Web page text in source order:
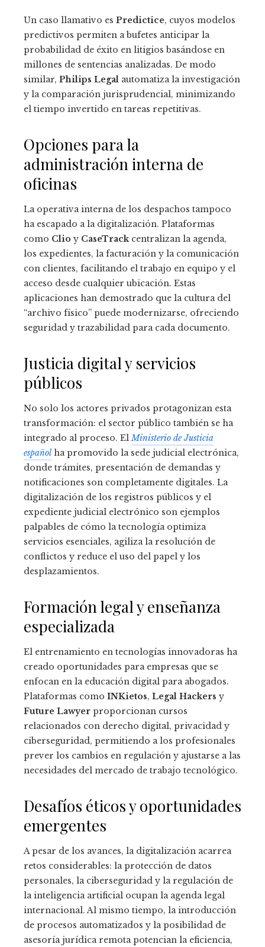
Un caso llamativo es Predictice, cuyos modelos
predictivos permiten a bufetes anticipar la
probabilidad de éxito en litigios basándose en
millones de sentencias analizadas. De modo
similar, Philips Legal automatiza la investigación
y la comparación jurisprudencial, minimizando
el tiempo invertido en tareas repetitivas.
Opciones para la
administración interna de
oficinas
La operativa interna de los despachos tampoco
ha escapado a la digitalización. Plataformas
como Clio y CaseTrackcentralizan la agenda,
los expedientes, la facturación y la comunicación
con clientes, facilitando el trabajo en equipo y el
acceso desde cualquier ubicación. Estas
aplicaciones han demostrado que la cultura del
“archivo físico” puede modernizarse, ofreciendo
seguridad y trazabilidad para cada documento.
Justicia digital y servicios
públicos
No solo los actores privados protagonizan esta
transformación: el sector público también se ha
integrado al proceso. ElMinisterio de Justicia
españolha promovido la sede judicial electrónica,
donde trámites, presentación de demandas y
notificaciones son completamente digitales. La
digitalización de los registros públicos y el
expediente judicial electrónico son ejemplos
palpables de cómo la tecnología optimiza
servicios esenciales, agiliza la resolución de
conflictos y reduce el uso del papel y los
desplazamientos.
Formación legal y enseñanza
especializada
El entrenamiento en tecnologías innovadoras ha
creado oportunidades para empresas que se
enfocan en la educación digital para abogados.
Plataformas como INKietos, Legal Hackers y
Future Lawyer proporcionan cursos
relacionados con derecho digital, privacidad y
ciberseguridad, permitiendo a los profesionales
prever los cambios en regulación y ajustarse a las
necesidades del mercado de trabajo tecnológico.
Desafíos éticos y oportunidades
emergentes
A pesar de los avances, la digitalización acarrea
retos considerables: la protección de datos
personales, la ciberseguridad y la regulación de
la inteligencia artificial ocupan la agenda legal
internacional. Al mismo tiempo, la introducción
de procesos automatizados y la posibilidad de
asesoría jurídica remota potencian la eficiencia,